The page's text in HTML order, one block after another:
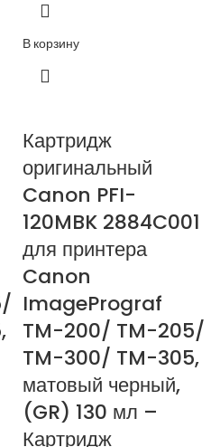
В корзину
Картридж
оригинальный
Canon PFI-
120MBK 2884C001
для принтера
Canon
ImagePrograf
TM-200/ TM-205/
TM-300/ TM-305,
матовый черный,
(GR) 130 мл –
Картридж